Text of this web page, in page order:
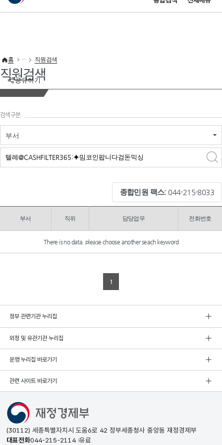
이 누리집은 대한민국 공식 전자정부 누리집입니다.
공유하기
홈 직원검색
직원검색
검색구분
부서
종합민원 팩스: 044-215-8033
부서 직위 담당업무 전화번호
There is no data. please choose another seach keyword
1
정부 관련기관 누리집
외청 및 유관기관 누리집
운영 누리집 바로가기
관련 사이트 바로가기
(30112) 세종특별자치시 도움6로 42 정부세종청사 중앙동 재정경제부
대표전화044-215-2114 유료